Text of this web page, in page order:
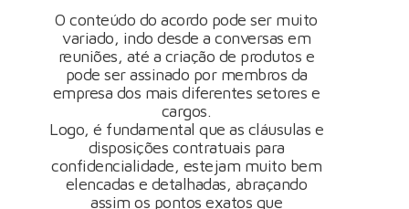
O conteúdo do acordo pode ser muito
variado, indo desde a conversas em
reuniões, até a criação de produtos e
pode ser assinado por membros da
empresa dos mais diferentes setores e
cargos.
Logo, é fundamental que as cláusulas e
disposições contratuais para
confidencialidade, estejam muito bem
elencadas e detalhadas, abraçando
assim os pontos exatos que